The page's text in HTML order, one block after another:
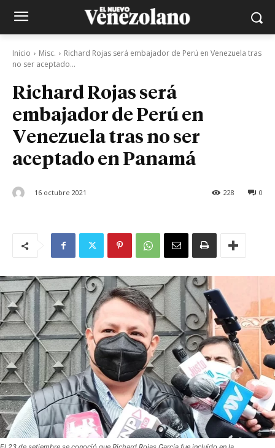
Inicio Misc.
Richard Rojas será embajador de Perú en Venezuela tras
no ser aceptado...
Richard Rojas será
embajador de Perú en
Venezuela tras no ser
aceptado en Panamá
16 octubre 2021 0
228